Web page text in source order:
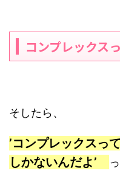
コンプレックス
そしたら、
’コンプレックスっ
しかないんだよ’